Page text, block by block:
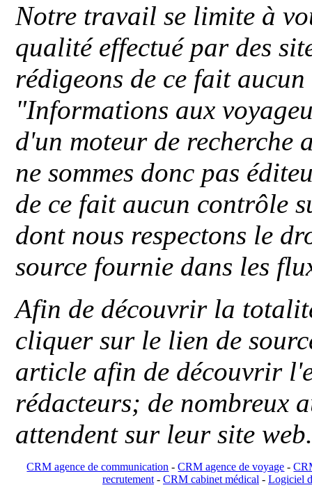
Notre travail se limite à
qualité effectué par des
rédigeons de ce fait
"Informations aux
d'un moteur de recherche
ne sommes donc pas
de ce fait aucun contrôle
dont nous respectons le
source fournie dans les
Afin de découvrir la
cliquer sur le lien de
article afin de découvrir
rédacteurs; de nombreux
attendent sur leur site
CRM agence de communication -CRM agence de voyage -
recrutement- CRM cabinet médical- Logiciel